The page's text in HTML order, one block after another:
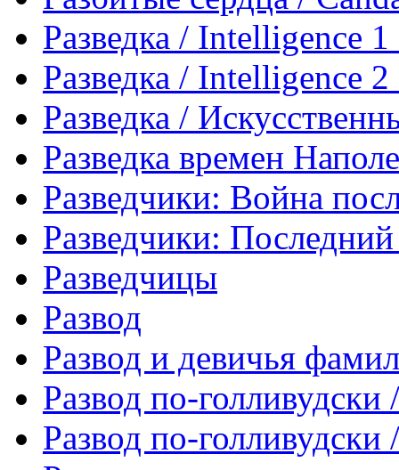
Разведка / Intelligence 1
Разведка / Intelligence 2
Разведка /
Разведка времен
Разведчики: Война
Разведчики:
Разведчицы
Развод
Развод и девичья
Развод по-
Развод по-